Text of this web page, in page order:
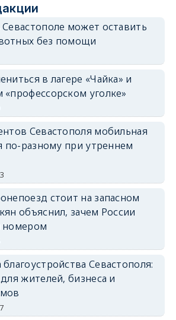
может оставить
без помощи
в лагере «Чайка» и
уголке»
Севастополя мобильная
по-разному при утреннем
стоит на запасном
объяснил, зачем России
номером
Севастополя:
жителей, бизнеса и